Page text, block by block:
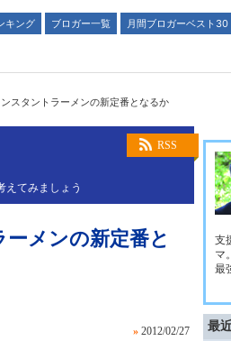
キング ブロガー一覧
月間ブロガーベスト30
スタントラーメンの新定番となるか
RSS
てみましょう
ーメンの新定番と
» 2012/02/27
支
マ
最
最